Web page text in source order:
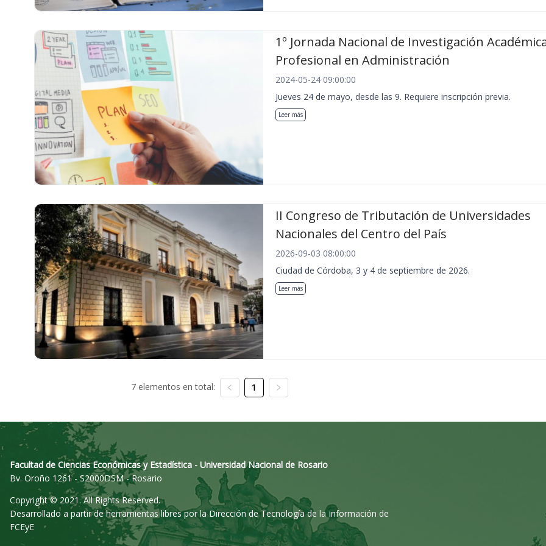
1º Jornada Nacional de Investigación
Profesional en Administración
2024-05-24 09:00:00
Jueves 24 de mayo, desde las 9. Requiere inscripción previa.
Leer más
II Congreso de Tributación de Universidades
Nacionales del Centro del País
2026-09-03 08:00:00
Ciudad de Córdoba, 3 y 4 de septiembre de 2026.
Leer más
7 elementos en total: 1
Facultad de Ciencias Económicas y Estadística - Universidad Nacional de Rosario
Bv. Oroño 1261 - S2000DSM - Rosario
Copyright © 2021. All Rights Reserved.
Desarrollado a partir de herramientas libres por la Dirección de Tecnología de la Información de
FCEyE